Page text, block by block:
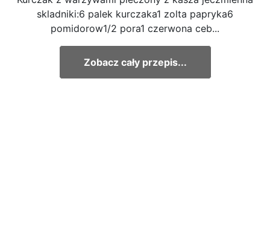
skladniki:6 palek kurczaka1 zolta papryka6
pomidorow1/2 pora1 czerwona ceb...
Zobacz cały przepis...